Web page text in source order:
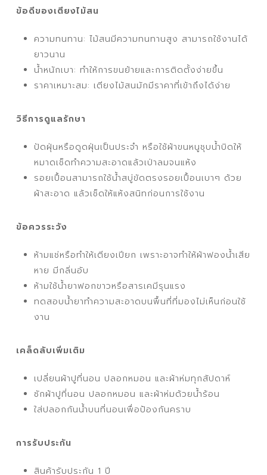
ข้อดีของเตียงไม้สน
ความทนทาน: ไม้สนมีความทนทานสูง สามารถใช้งานได้
ยาวนาน
น้ำหนักเบา: ทำให้การขนย้ายและการติดตั้งง่ายขึ้น
ราคาเหมาะสม: เตียงไม้สนมักมีราคาที่เข้าถึงได้ง่าย
วิธีการดูแลรักษา
ปัดฝุ่นหรือดูดฝุ่นเป็นประจำ หรือใช้ผ้าขนหนูชุบน้ำบิดให้
หมาดเช็ดทำความสะอาดแล้วเป่าลมจนแห้ง
รอยเปื้อนสามารถใช้น้ำสบู่ขัดตรงรอยเปื้อนเบาๆ ด้วย
ผ้าสะอาด แล้วเช็ดให้แห้งสนิทก่อนการใช้งาน
ข้อควรระวัง
ห้ามแช่หรือทำให้เตียงเปียก เพราะอาจทำให้ผ้าฟองน้ำเสีย
หาย มีกลิ่นอับ
ห้ามใช้น้ำยาฟอกขาวหรือสารเคมีรุนแรง
ทดสอบน้ำยาทำความสะอาดบนพื้นที่ที่มองไม่เห็นก่อนใช้
งาน
เคล็ดลับเพิ่มเติม
เปลี่ยนผ้าปูที่นอน ปลอกหมอน และผ้าห่มทุกสัปดาห์
ซักผ้าปูที่นอน ปลอกหมอน และผ้าห่มด้วยน้ำร้อน
ใส่ปลอกกันน้ำบนที่นอนเพื่อป้องกันคราบ
การรับประกัน
สินค้ารับประกัน 1 ปี